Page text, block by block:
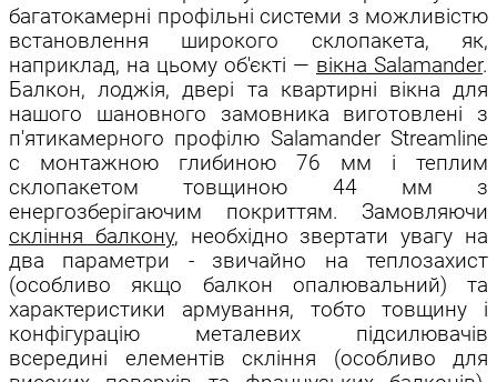
багатокамерні профільні системи з можливістю
встановлення широкого склопакета, як,
наприклад, на цьому об'єкті — вікна Salamander.
Балкон, лоджія, двері та квартирні вікна для
нашого шановного замовника виготовлені з
п'ятикамерного профілю Salamander Streamline
c монтажною глибиною 76 мм і теплим
склопакетом товщиною 44 мм з
енергозберігаючим покриттям. Замовляючи
скління балкону, необхідно звертати увагу на
два параметри - звичайно на теплозахист
(особливо якщо балкон опалювальний) та
характеристики армування, тобто товщину і
конфігурацію металевих підсилювачів
всередині елементів скління (особливо для